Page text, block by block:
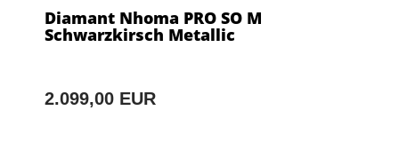
Diamant Nhoma PRO SO M
Schwarzkirsch Metallic
2.099,00 EUR